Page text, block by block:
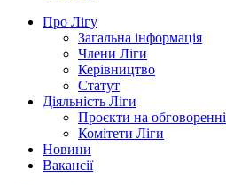
Про Лігу
Загальна інформація
Члени Ліги
Керівництво
Статут
Діяльність Ліги
Проєкти на обговоренні
Комітети Ліги
Новини
Вакансії